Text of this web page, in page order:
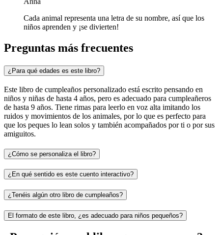
Cada animal representa una letra de su nombre, así que los
niños aprenden y ¡se divierten!
Preguntas más frecuentes
¿Para qué edades es este libro?
Este libro de cumpleaños personalizado está escrito pensando en
niños y niñas de hasta 4 años, pero es adecuado para cumpleañeros
de hasta 9 años. Tiene rimas para leerlo en voz alta imitando los
ruidos y movimientos de los animales, por lo que es perfecto para
que los peques lo lean solos y también acompañados por ti o por sus
amiguitos.
¿Cómo se personaliza el libro?
¿En qué sentido es este cuento interactivo?
¿Tenéis algún otro libro de cumpleaños?
El formato de este libro, ¿es adecuado para niños pequeños?